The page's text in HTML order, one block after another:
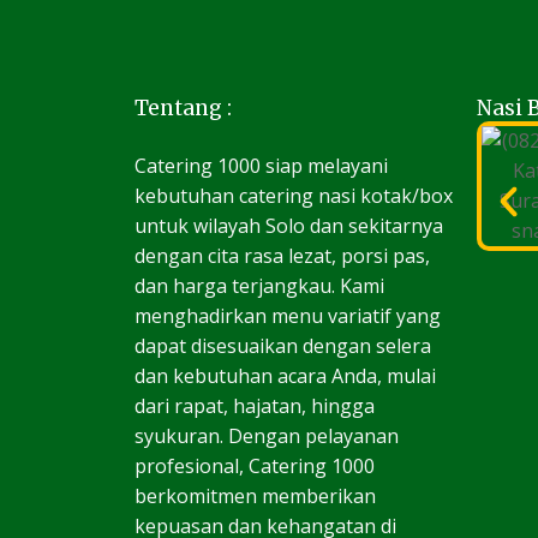
Tentang :
Catering 1000 siap melayani
kebutuhan catering nasi kotak/box
untuk wilayah Solo dan sekitarnya
dengan cita rasa lezat, porsi pas,
dan harga terjangkau. Kami
menghadirkan menu variatif yang
dapat disesuaikan dengan selera
dan kebutuhan acara Anda, mulai
dari rapat, hajatan, hingga
syukuran. Dengan pelayanan
profesional, Catering 1000
berkomitmen memberikan
kepuasan dan kehangatan di
Nasi